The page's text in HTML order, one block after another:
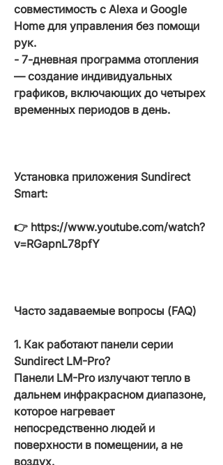
совместимость с Alexa и Google
Home для управления без помощи
рук.
- 7-дневная программа отопления
— создание индивидуальных
графиков, включающих до четырех
временных периодов в день.
Установка приложения Sundirect
Smart:
👉 https://www.youtube.com/watch?
v=RGapnL78pfY
Часто задаваемые вопросы (FAQ)
1. Как работают панели серии
Sundirect LM-Pro?
Панели LM-Pro излучают тепло в
дальнем инфракрасном диапазоне,
которое нагревает
непосредственно людей и
поверхности в помещении, а не
воздух.